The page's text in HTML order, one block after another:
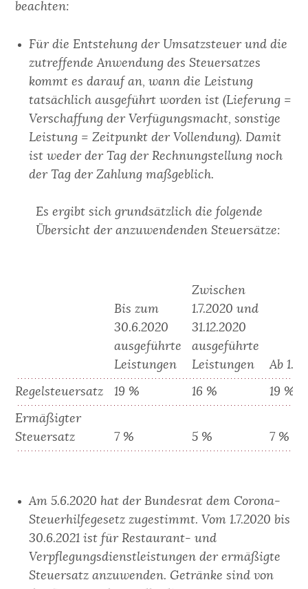
beachten:
Für die Entstehung der Umsatzsteuer und die
zutreffende Anwendung des Steuersatzes
kommt es darauf an, wann die Leistung
tatsächlich ausgeführt worden ist (Lieferung =
Verschaffung der Verfügungsmacht, sonstige
Leistung = Zeitpunkt der Vollendung). Damit
ist weder der Tag der Rechnungstellung noch
der Tag der Zahlung maßgeblich.
Es ergibt sich grundsätzlich die folgende
Übersicht der anzuwendenden Steuersätze:
Bis zum
30.6.2020
ausgeführte
Leistungen
Zwischen
1.7.2020 und
31.12.2020
ausgeführte
Leistungen
Ab
Regelsteuersatz 19 % 16 % 19 %
Ermäßigter
Steuersatz
7 % 5 % 7 %
Am 5.6.2020 hat der Bundesrat dem Corona-
Steuerhilfegesetz zugestimmt. Vom 1.7.2020 bis
30.6.2021 ist für Restaurant- und
Verpflegungsdienstleistungen der ermäßigte
Steuersatz anzuwenden. Getränke sind von